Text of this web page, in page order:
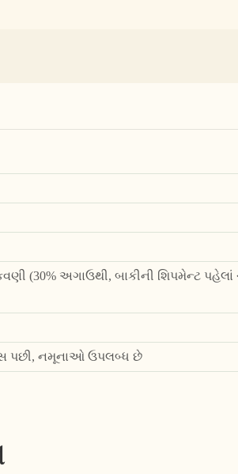
(30% અગાઉથી, બાકીની શિપમેન્ટ
પછી, નમૂનાઓ ઉપલબ્ધ છે